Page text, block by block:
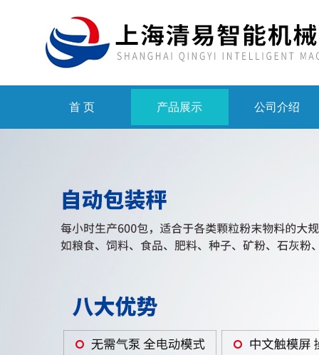
首 页 产品展示 公司介绍